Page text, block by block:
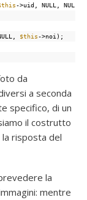
->uid, NULL, NULL,
$this->noi);
da
a seconda
specifico, di un
il costrutto
risposta del
la
mentre